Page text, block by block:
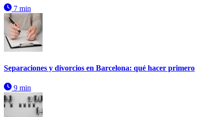
7 min
Separaciones y divorcios en Barcelona: qué hacer primero
9 min